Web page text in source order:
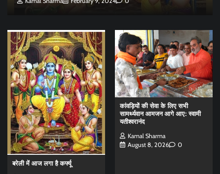
बरेली में आज लगा है कर्फ्यू
कांवड़ियों की सेवा के लिए सभी
सामर्थ्यवान आमजन आगे आए: स्वामी
यतीश्वरानंद
Kamal Sharma
August 8, 2026
0